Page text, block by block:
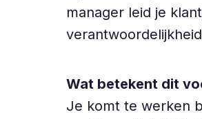
manager leid je
Wat betekent dit
Je komt te werken